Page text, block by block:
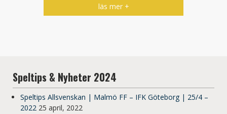
läs mer +
Speltips & Nyheter 2024
Speltips Allsvenskan | Malmö FF – IFK Göteborg | 25/4 –
2022 25 april, 2022